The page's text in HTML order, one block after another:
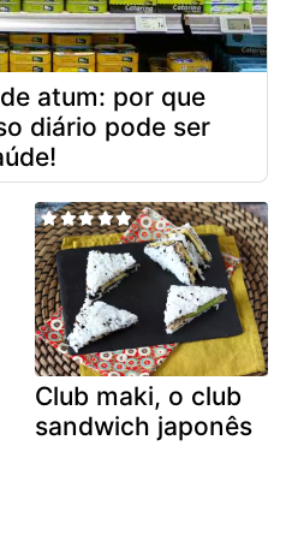
atum: por que
diário pode ser
Club maki, o club
sandwich japonês